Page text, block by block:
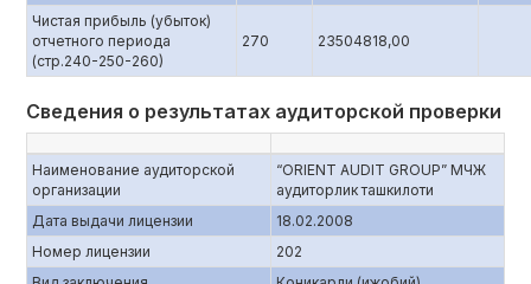
Чистая прибыль (убыток)
отчетного периода
(стр.240-250-260)
270 23504818,00
Сведения о результатах аудиторской проверки
Наименование аудиторской
организации
“ORIENT AUDIT GROUP” МЧЖ
аудиторлик ташкилоти
Дата выдачи лицензии
18.02.2008
Номер лицензии
202